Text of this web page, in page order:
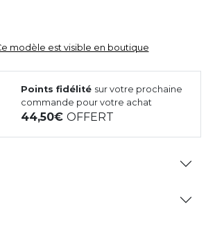
modèle est visible en boutique
Points fidélité sur votre prochaine
commande pour votre achat
44,50OFFERT